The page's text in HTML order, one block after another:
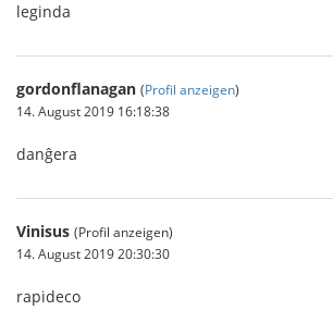
leginda
gordonflanagan (Profil anzeigen)
14. August 2019 16:18:38
danĝera
Vinisus (Profil anzeigen)
14. August 2019 20:30:30
rapideco